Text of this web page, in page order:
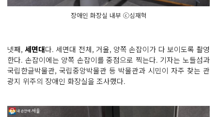
장애인 화장실 내부 ⓒ심재혁
넷째, 세면대다. 세면대 전체, 거울, 양쪽 손잡이가 다 보이도록 촬영
한다. 손잡이에는 양쪽 손잡이를 중점으로 찍는다. 기자는 노들섬과
국립한글박물관, 국립중앙박물관 등 박물관과 시민이 자주 찾는 관
광지 위주의 장애인 화장실을 조사했다.